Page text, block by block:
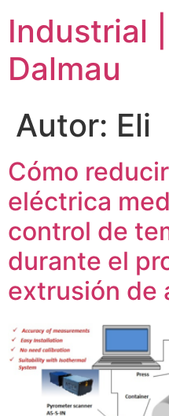
contenido
Industrial
Dalmau
Autor: Eli
Cómo
eléctrica
control de
durante el
extrusión de